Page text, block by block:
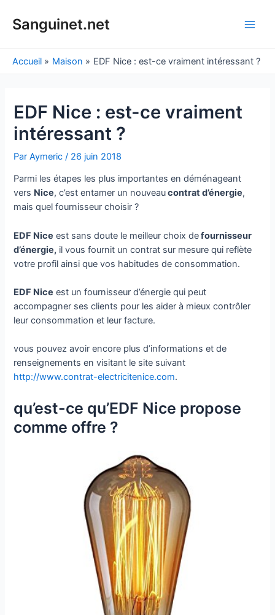
Sanguinet.net
Accueil Maison EDF Nice : est-ce vraiment intéressant ?
EDF Nice : est-ce vraiment
intéressant ?
ParAymeric/ 26 juin 2018
Parmi les étapes les plus importantes en déménageant
vers Nice, c’est entamer un nouveaucontrat d’énergie,
mais quel fournisseur choisir ?
EDF Nice est sans doute le meilleur choix defournisseur
d’énergie, il vous fournit un contrat sur mesure qui reflète
votre profil ainsi que vos habitudes de consommation.
EDF Nice est un fournisseur d’énergie qui peut
accompagner ses clients pour les aider à mieux contrôler
leur consommation et leur facture.
vous pouvez avoir encore plus d’informations et de
renseignements en visitant le site suivant
http://www.contrat-electricitenice.com.
qu’est-ce qu’EDF Nice propose
comme offre ?